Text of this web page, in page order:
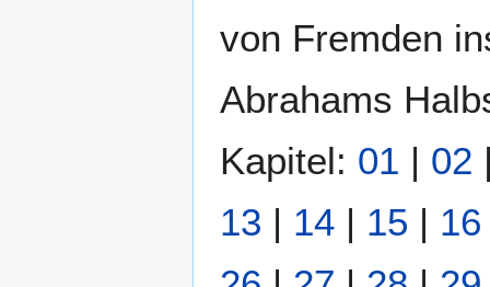
von Fremden
Abrahams
Kapitel: 01 | 02
13 | 14 | 15 | 16